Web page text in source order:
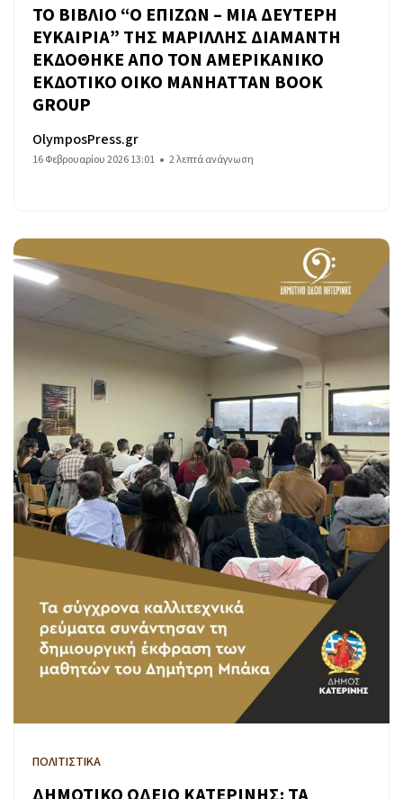
ΤΟ ΒΙΒΛΙΟ “Ο ΕΠΙΖΩΝ – ΜΙΑ ΔΕΥΤΕΡΗ
ΕΥΚΑΙΡΙΑ” ΤΗΣ ΜΑΡΙΛΛΗΣ ΔΙΑΜΑΝΤΗ
ΕΚΔΟΘΗΚΕ ΑΠΟ ΤΟΝ ΑΜΕΡΙΚΑΝΙΚΟ
ΕΚΔΟΤΙΚΟ ΟΙΚΟ MANHATTAN BOOK
GROUP
OlymposPress.gr
16 Φεβρουαρίου 2026 13:01 2 λεπτά ανάγνωση
ΠΟΛΙΤΙΣΤΙΚΑ